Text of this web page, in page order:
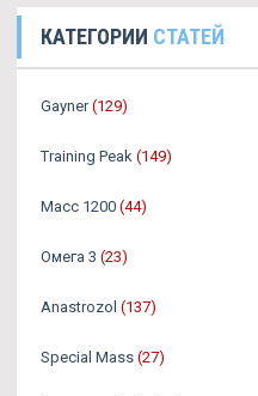
КАТЕГОРИИ СТАТЕЙ
Gayner (129)
Training Peak (149)
Масс 1200 (44)
Омега 3 (23)
Аnastrozol (137)
Special Mass (27)